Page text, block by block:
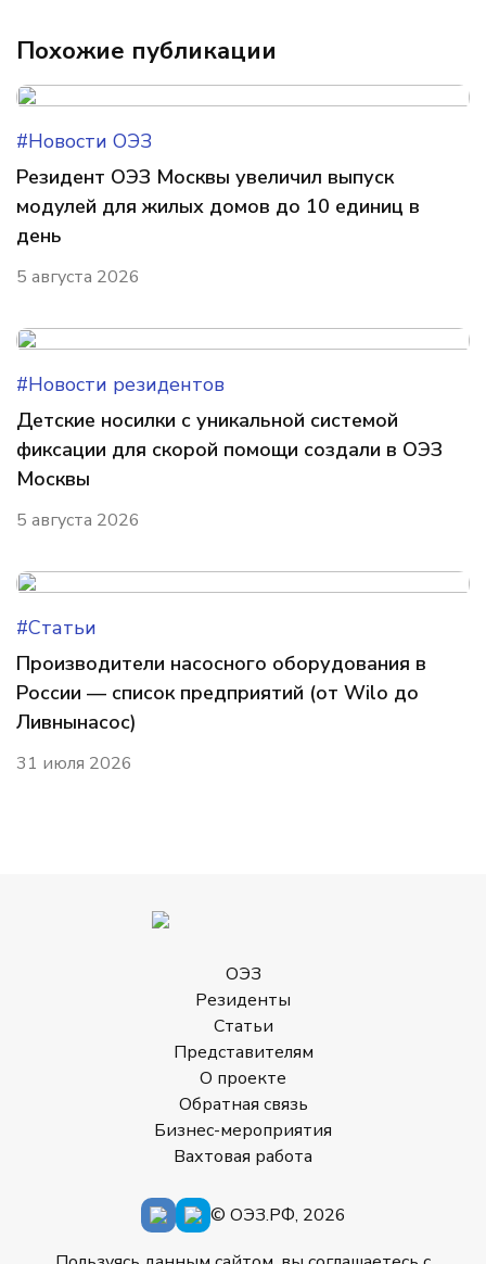
Похожие публикации
#Новости ОЭЗ
Резидент ОЭЗ Москвы увеличил выпуск
модулей для жилых домов до 10 единиц в
день
5 августа 2026
#Новости резидентов
Детские носилки с уникальной системой
фиксации для скорой помощи создали в ОЭЗ
Москвы
5 августа 2026
#Статьи
Производители насосного оборудования в
России — список предприятий (от Wilo до
Ливнынасос)
31 июля 2026
ОЭЗ
Резиденты
Статьи
Представителям
О проекте
Обратная связь
Бизнес-мероприятия
Вахтовая работа
© ОЭЗ.РФ, 2026